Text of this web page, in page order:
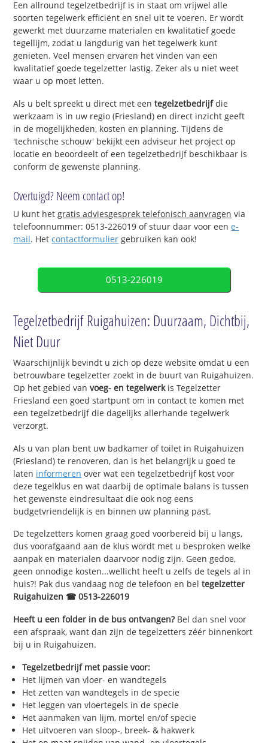
Een allround tegelzetbedrijf is in staat om vrijwel alle
soorten tegelwerk efficiënt en snel uit te voeren. Er wordt
gewerkt met duurzame materialen en kwalitatief goede
tegellijm, zodat u langdurig van het tegelwerk kunt
genieten. Veel mensen ervaren het vinden van een
kwalitatief goede tegelzetter lastig. Zeker als u niet weet
waar u op moet letten.
Als u belt spreekt u direct met eentegelzetbedrijfdie
werkzaam is in uw regio (Friesland) en direct inzicht geeft
in de mogelijkheden, kosten en planning. Tijdens de
'technische schouw' bekijkt een adviseur het project op
locatie en beoordeelt of een tegelzetbedrijf beschikbaar is
conform de gewenste planning.
Overtuigd? Neem contact op!
U kunt hetgratis adviesgesprek telefonisch aanvragen via
telefoonnummer: 0513-226019 of stuur daar voor eene-
mail. Hetcontactformulier gebruiken kan ook!
0513-226019
Tegelzetbedrijf Ruigahuizen: Duurzaam, Dichtbij,
Niet Duur
Waarschijnlijk bevindt u zich op deze website omdat u een
betrouwbare tegelzetter zoekt in de buurt van Ruigahuizen.
Op het gebied van voeg- en tegelwerkis Tegelzetter
Friesland een goed startpunt om in contact te komen met
een tegelzetbedrijf die dagelijks allerhande tegelwerk
verzorgt.
Als u van plan bent uw badkamer of toilet in Ruigahuizen
(Friesland) te renoveren, dan is het belangrijk u goed te
laten informeren over wat een tegelzetbedrijf kost voor
deze tegelklus en wat daarbij de optimale balans is tussen
het gewenste eindresultaat die ook nog eens
budgetvriendelijk is en binnen uw planning past.
De tegelzetters komen graag goed voorbereid bij u langs,
dus voorafgaand aan de klus wordt met u besproken welke
aanpak en materialen daarvoor nodig zijn. Geen gedoe,
geen onnodige kosten...wellicht heeft u zelfs de tegels al in
huis?! Pak dus vandaag nog de telefoon en beltegelzetter
Ruigahuizen ☎ 0513-226019
Heeft u een folder in de bus ontvangen?Bel dan snel voor
een afspraak, want dan zijn de tegelzetters zéér binnenkort
bij u in Ruigahuizen.
Tegelzetbedrijf met passie voor:
Het lijmen van vloer- en wandtegels
Het zetten van wandtegels in de specie
Het leggen van vloertegels in de specie
Het aanmaken van lijm, mortel en/of specie
Het uitvoeren van sloop-, breek- & hakwerk